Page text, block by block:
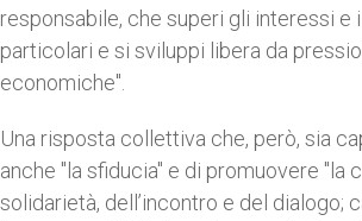
responsabile, che superi gli interessi e
particolari e si sviluppi libera da
economiche".
Una risposta collettiva che, però, sia
anche "la sfiducia" e di promuovere "la
solidarietà, dell’incontro e del dialogo;